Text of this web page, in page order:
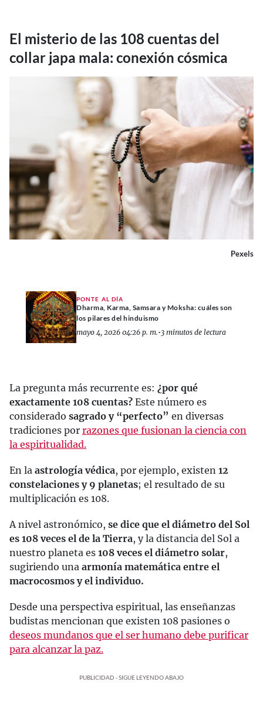
El misterio de las 108 cuentas del
collar japa mala: conexión cósmica
Pexels
PONTE AL DÍA
Dharma, Karma, Samsara y Moksha: cuáles son
los pilares del hinduismo
mayo 4, 2026 04:26 p. m.•3 minutos de lectura
La pregunta más recurrente es: ¿por qué
exactamente 108 cuentas? Este número es
considerado sagrado y “perfecto” en diversas
tradiciones por razones que fusionan la ciencia con
la espiritualidad.
En la astrología védica, por ejemplo, existen 12
constelaciones y 9 planetas; el resultado de su
multiplicación es 108.
A nivel astronómico, se dice que el diámetro del Sol
es 108 veces el de la Tierra, y la distancia del Sol a
nuestro planeta es 108 veces el diámetro solar,
sugiriendo una armonía matemática entre el
macrocosmos y el individuo.
Desde una perspectiva espiritual, las enseñanzas
budistas mencionan que existen 108 pasiones o
deseos mundanos que el ser humano debe purificar
para alcanzar la paz.
PUBLICIDAD - SIGUE LEYENDO ABAJO